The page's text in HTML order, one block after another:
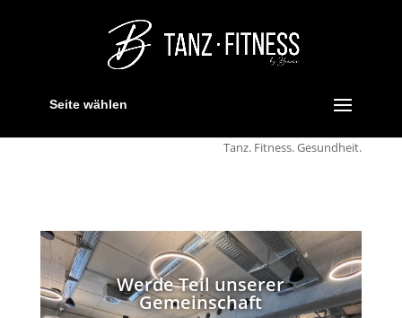
Seite wählen
Tanz. Fitness. Gesundheit.
Werde Teil unserer
Gemeinschaft